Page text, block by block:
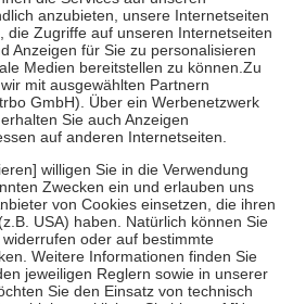
auch für Online-Apotheken.
Krankenpflege beträgt die
Kosten sowie zehn Euro je
für ihre eigene Gesundheit zu
der Familie zu unterstützen,
bei:
bis zum vollendeten 18. Lebensjahr
und Früherkennung, die von der